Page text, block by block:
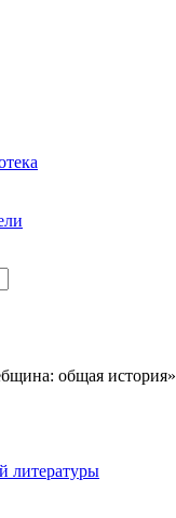
общая история»
литературы